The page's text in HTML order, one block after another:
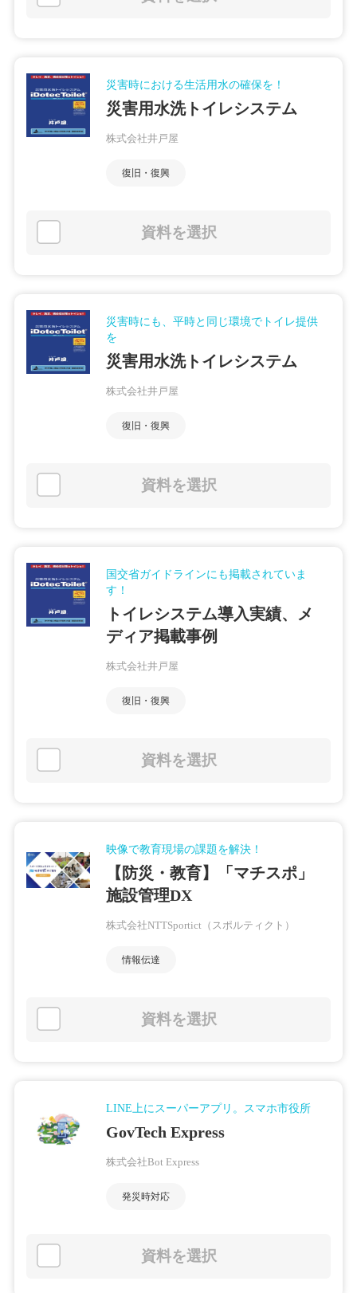
災害時における生活用水の確保を！
災害用水洗トイレシステム
株式会社井戸屋
復旧・復興
資料を選択
災害時にも、平時と同じ環境でトイレ提供
を
災害用水洗トイレシステム
株式会社井戸屋
復旧・復興
資料を選択
国交省ガイドラインにも掲載されていま
す！
トイレシステム導入実績、メ
ディア掲載事例
株式会社井戸屋
復旧・復興
資料を選択
映像で教育現場の課題を解決！
【防災・教育】「マチスポ」
施設管理DX
株式会社NTTSportict（スポルティクト）
情報伝達
資料を選択
LINE上にスーパーアプリ。スマホ市役所
GovTech Express
株式会社Bot Express
発災時対応
資料を選択